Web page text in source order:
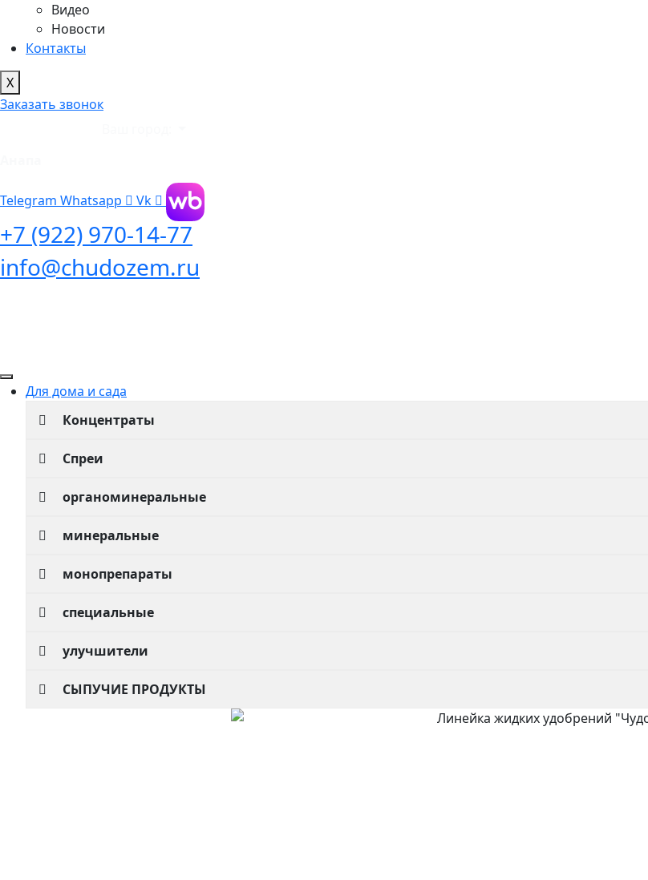
Видео
Новости
Контакты
X
Заказать звонок
Telegram Whatsapp Vk
+7 (922) 970-14-77
info@chudozem.ru
Для дома и сада
Концентраты
Спреи
органоминеральные
минеральные
монопрепараты
специальные
улучшители
СЫПУЧИЕ ПРОДУКТЫ